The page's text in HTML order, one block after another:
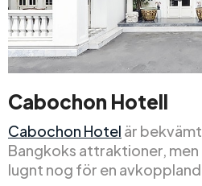
Cabochon Hotell
Cabochon Hotel är
Bangkoks attraktioner, men
lugnt nog för en